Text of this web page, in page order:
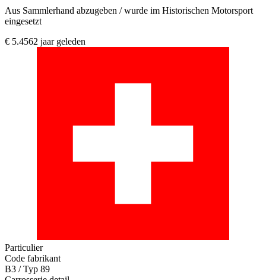
Aus Sammlerhand abzugeben / wurde im Historischen Motorsport
eingesetzt
€ 5.4562 jaar geleden
Particulier
Code fabrikant
B3 / Typ 89